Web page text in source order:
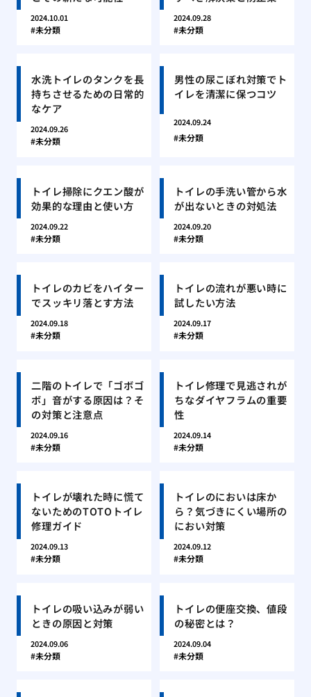
2024.10.01
未分類
2024.09.28
未分類
水洗トイレのタンクを長
持ちさせるための日常的
なケア
2024.09.26
未分類
男性の尿こぼれ対策でト
イレを清潔に保つコツ
2024.09.24
未分類
トイレ掃除にクエン酸が
効果的な理由と使い方
2024.09.22
未分類
トイレの手洗い管から水
が出ないときの対処法
2024.09.20
未分類
トイレのカビをハイター
でスッキリ落とす方法
2024.09.18
未分類
トイレの流れが悪い時に
試したい方法
2024.09.17
未分類
二階のトイレで「ゴボゴ
ボ」音がする原因は？そ
の対策と注意点
2024.09.16
未分類
トイレ修理で見逃されが
ちなダイヤフラムの重要
性
2024.09.14
未分類
トイレが壊れた時に慌て
ないためのTOTOトイレ
修理ガイド
2024.09.13
未分類
トイレのにおいは床か
ら？気づきにくい場所の
におい対策
2024.09.12
未分類
トイレの吸い込みが弱い
ときの原因と対策
2024.09.06
未分類
トイレの便座交換、値段
の秘密とは？
2024.09.04
未分類